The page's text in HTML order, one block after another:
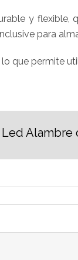
y flexible,
para
que permite
Alambre